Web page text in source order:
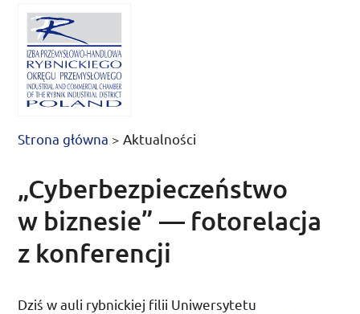
Strona główna > Aktualności
„Cyberbezpieczeństwo
w biznesie” — fotorelacja
z konferencji
Dziś w auli rybnickiej filii Uniwersytetu